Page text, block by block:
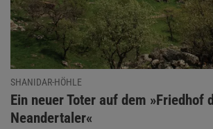
SHANIDAR-HÖHLE
:
Ein neuer Toter auf dem »Friedhof
Neandertaler«